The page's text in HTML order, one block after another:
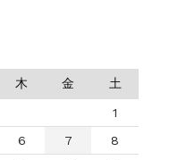
木 金 土
1
6 7
8